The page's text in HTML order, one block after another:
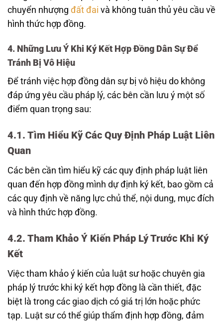
chuyển nhượng đất đai và không tuân thủ yêu cầu về
hình thức hợp đồng.
4. Những Lưu Ý Khi Ký Kết Hợp Đồng Dân Sự Để
Tránh Bị Vô Hiệu
Để tránh việc hợp đồng dân sự bị vô hiệu do không
đáp ứng yêu cầu pháp lý, các bên cần lưu ý một số
điểm quan trọng sau:
4.1. Tìm Hiểu Kỹ Các Quy Định Pháp Luật Liên
Quan
Các bên cần tìm hiểu kỹ các quy định pháp luật liên
quan đến hợp đồng mình dự định ký kết, bao gồm cả
các quy định về năng lực chủ thể, nội dung, mục đích
và hình thức hợp đồng.
4.2. Tham Khảo Ý Kiến Pháp Lý Trước Khi Ký
Kết
Việc tham khảo ý kiến của luật sư hoặc chuyên gia
pháp lý trước khi ký kết hợp đồng là cần thiết, đặc
biệt là trong các giao dịch có giá trị lớn hoặc phức
tạp. Luật sư có thể giúp thẩm định hợp đồng, đảm